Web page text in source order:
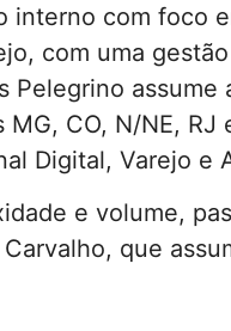
interno com foco
com uma
Pelegrino assume
CO, N/NE, RJ
Digital, Varejo e
e volume,
que